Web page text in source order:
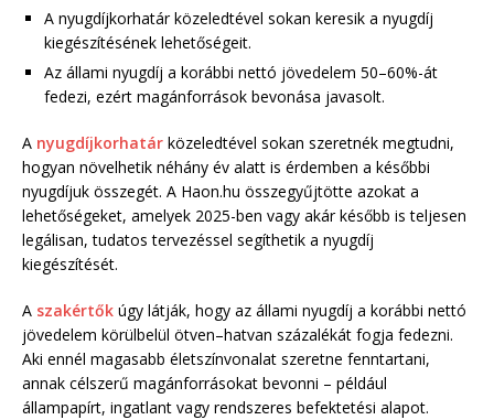
A nyugdíjkorhatár közeledtével sokan keresik a nyugdíj
kiegészítésének lehetőségeit.
Az állami nyugdíj a korábbi nettó jövedelem 50–60%-át
fedezi, ezért magánforrások bevonása javasolt.
A nyugdíjkorhatár közeledtével sokan szeretnék megtudni,
hogyan növelhetik néhány év alatt is érdemben a későbbi
nyugdíjuk összegét. A Haon.hu összegyűjtötte azokat a
lehetőségeket, amelyek 2025-ben vagy akár később is teljesen
legálisan, tudatos tervezéssel segíthetik a nyugdíj
kiegészítését.
A szakértők úgy látják, hogy az állami nyugdíj a korábbi nettó
jövedelem körülbelül ötven–hatvan százalékát fogja fedezni.
Aki ennél magasabb életszínvonalat szeretne fenntartani,
annak célszerű magánforrásokat bevonni – például
állampapírt, ingatlant vagy rendszeres befektetési alapot.